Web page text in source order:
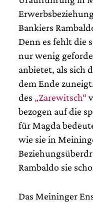
Bankiers
Denn es fehlt die
nur wenig
anbietet, als sich
dem Ende
des „Zarewitsch“
bezogen auf die
für Magda
wie sie in
Rambaldo sie
Das Meininger